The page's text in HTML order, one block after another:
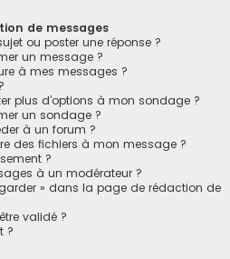
de messages
ou poster une réponse ?
un message ?
à mes messages ?
plus d’options à mon sondage ?
un sondage ?
à un forum ?
des fichiers à mon message ?
?
à un modérateur ?
» dans la page de rédaction de
validé ?
?